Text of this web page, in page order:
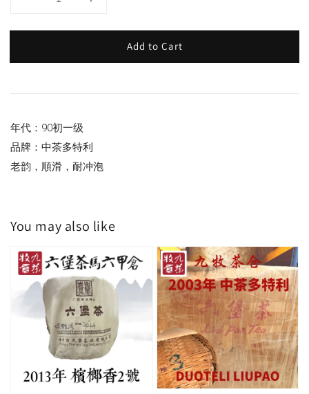
Add to Cart
年代：90初一级
品牌：中茶多特利
老韵，順滑，耐冲泡
You may also like